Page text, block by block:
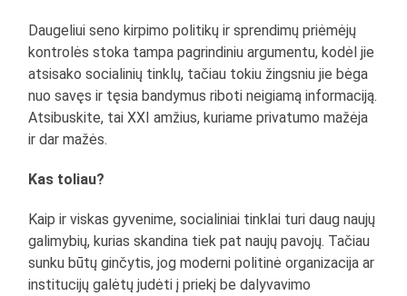
Daugeliui seno kirpimo politikų ir sprendimų priėmėjų
kontrolės stoka tampa pagrindiniu argumentu, kodėl jie
atsisako socialinių tinklų, tačiau tokiu žingsniu jie bėga
nuo savęs ir tęsia bandymus riboti neigiamą informaciją.
Atsibuskite, tai XXI amžius, kuriame privatumo mažėja
ir dar mažės.
Kas toliau?
Kaip ir viskas gyvenime, socialiniai tinklai turi daug naujų
galimybių, kurias skandina tiek pat naujų pavojų. Tačiau
sunku būtų ginčytis, jog moderni politinė organizacija ar
institucijų galėtų judėti į priekį be dalyvavimo